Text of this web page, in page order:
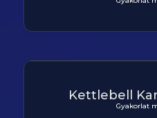
Kettlebell
Gyakorlat